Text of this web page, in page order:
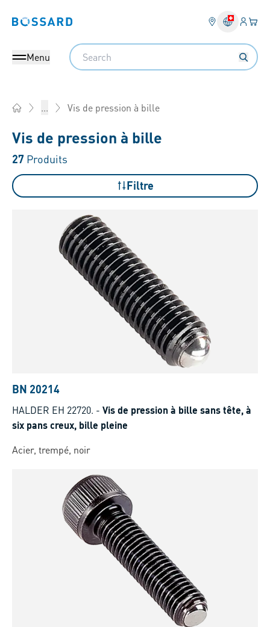
Bossard homepage
Menu
Search
... Vis de pression à bille
Vis de pression à bille
27 Produits
Filtre
BN 20214
HALDER EH 22720. - Vis de pression à bille sans tête, à
six pans creux, bille pleine
Acier, trempé, noir